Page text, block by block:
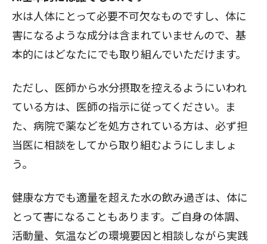
水は人体にとって必要不可欠なものですし、体に
害になるような成分は含まれていませんので、基
本的にはどなたにでも取り組んでいただけます。
ただし、医師から水分摂取を控えるようにいわれ
ている方は、医師の指示に従ってください。ま
た、病院で薬などを処方されている方は、必ず担
当医に相談をしてから取り組むようにしましょ
う。
健康な方でも適量を超えた水の飲み過ぎは、体に
とって害になることもあります。ご自身の体調、
活動量、気温などの環境要因と相談しながら実践